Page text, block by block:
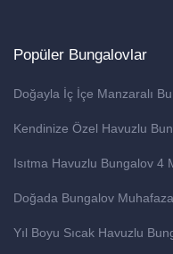
Popüler Bungalovlar
Doğayla İç İçe Manzaralı
Kendinize Özel Havuzlu
Isıtma Havuzlu Bungalov 4
Doğada Bungalov
Yıl Boyu Sıcak Havuzlu